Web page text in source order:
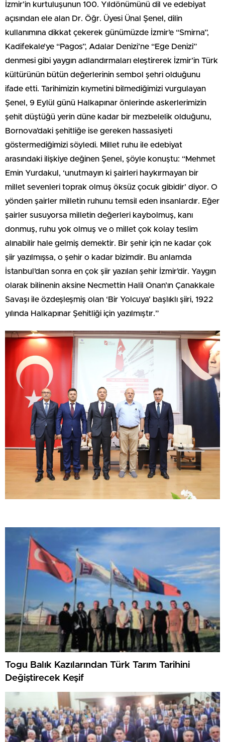
İzmir’in kurtuluşunun 100. Yıldönümünü dil ve edebiyat
açısından ele alan Dr. Öğr. Üyesi Ünal Şenel, dilin
kullanımına dikkat çekerek günümüzde İzmir’e “Smirna”,
Kadifekale’ye “Pagos”, Adalar Denizi’ne “Ege Denizi”
denmesi gibi yaygın adlandırmaları eleştirerek İzmir’in Türk
kültürünün bütün değerlerinin sembol şehri olduğunu
ifade etti. Tarihimizin kıymetini bilmediğimizi vurgulayan
Şenel, 9 Eylül günü Halkapınar önlerinde askerlerimizin
şehit düştüğü yerin düne kadar bir mezbelelik olduğunu,
Bornova’daki şehitliğe ise gereken hassasiyeti
göstermediğimizi söyledi. Millet ruhu ile edebiyat
arasındaki ilişkiye değinen Şenel, şöyle konuştu: “Mehmet
Emin Yurdakul, ‘unutmayın ki şairleri haykırmayan bir
millet sevenleri toprak olmuş öksüz çocuk gibidir’ diyor. O
yönden şairler milletin ruhunu temsil eden insanlardır. Eğer
şairler susuyorsa milletin değerleri kaybolmuş, kanı
donmuş, ruhu yok olmuş ve o millet çok kolay teslim
alınabilir hale gelmiş demektir. Bir şehir için ne kadar çok
şiir yazılmışsa, o şehir o kadar bizimdir. Bu anlamda
İstanbul’dan sonra en çok şiir yazılan şehir İzmir’dir. Yaygın
olarak bilinenin aksine Necmettin Halil Onan’ın Çanakkale
Savaşı ile özdeşleşmiş olan ‘Bir Yolcuya’ başlıklı şiiri, 1922
yılında Halkapınar Şehitliği için yazılmıştır.”
Togu Balık Kazılarından Türk Tarım Tarihini
Değiştirecek Keşif